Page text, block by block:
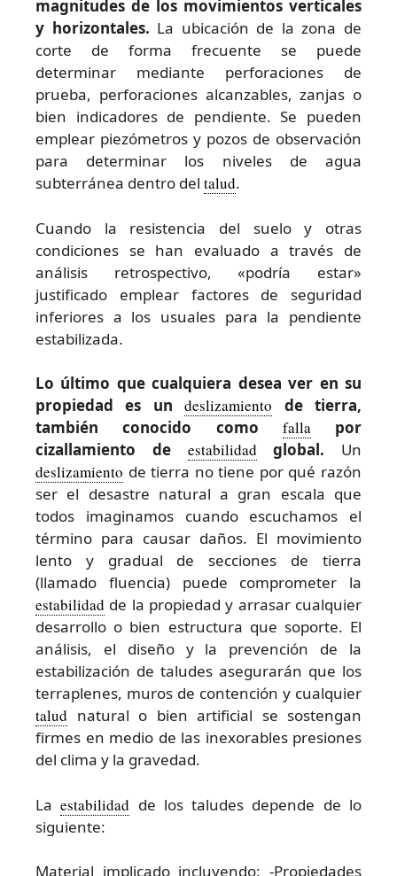
magnitudes de los movimientos verticales
y horizontales. La ubicación de la zona de
corte de forma frecuente se puede
determinar mediante perforaciones de
prueba, perforaciones alcanzables, zanjas o
bien indicadores de pendiente. Se pueden
emplear piezómetros y pozos de observación
para determinar los niveles de agua
subterránea dentro del talud.
Cuando la resistencia del suelo y otras
condiciones se han evaluado a través de
análisis retrospectivo, «podría estar»
justificado emplear factores de seguridad
inferiores a los usuales para la pendiente
estabilizada.
Lo último que cualquiera desea ver en su
propiedad es undeslizamiento de tierra,
también conocido como fallapor
cizallamiento de estabilidad global. Un
deslizamiento de tierra no tiene por qué razón
ser el desastre natural a gran escala que
todos imaginamos cuando escuchamos el
término para causar daños. El movimiento
lento y gradual de secciones de tierra
(llamado fluencia) puede comprometer la
estabilidad de la propiedad y arrasar cualquier
desarrollo o bien estructura que soporte. El
análisis, el diseño y la prevención de la
estabilización de taludes asegurarán que los
terraplenes, muros de contención y cualquier
talud natural o bien artificial se sostengan
firmes en medio de las inexorables presiones
del clima y la gravedad.
Laestabilidad de los taludes depende de lo
siguiente:
Material implicado incluyendo: -Propiedades